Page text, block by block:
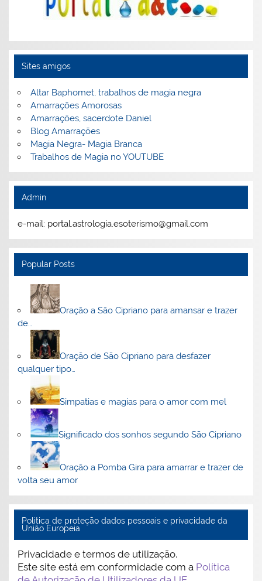
Sites amigos
Altar Baphomet, trabalhos de magia negra
Amarrações Amorosas
Amarrações, sacerdote Daniel
Blog Amarrações
Magia Negra- Magia Branca
Trabalhos de Magia no YOUTUBE
Admin
e-mail: portal.astrologia.esoterismo@gmail.com
Popular Posts
Oração a São Cipriano para amansar e trazer
de…
Oração de São Cipriano para desfazer
qualquer tipo…
Simpatias e magias para o amor com mel
Significado dos sonhos segundo São Cipriano
Oração a Pomba Gira para amarrar e trazer de
volta seu amor
Politica de proteção dados pessoais e privacidade da
União Europeia
Privacidade e termos de utilização.
Este site está em conformidade com a Política